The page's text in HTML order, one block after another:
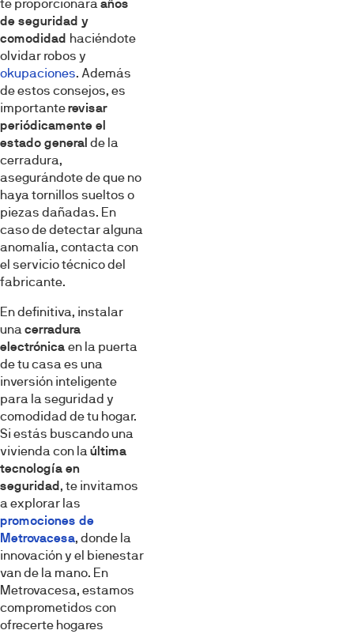
te proporcionaráaños
de seguridad y
comodidad haciéndote
olvidar robos y
okupaciones. Además
de estos consejos, es
importanterevisar
periódicamente el
estado general de la
cerradura,
asegurándote de que no
haya tornillos sueltos o
piezas dañadas. En
caso de detectar alguna
anomalía, contacta con
el servicio técnico del
fabricante.
En definitiva, instalar
unacerradura
electrónica en la puerta
de tu casa es una
inversión inteligente
para la seguridad y
comodidad de tu hogar.
Si estás buscando una
vivienda con laúltima
tecnología en
seguridad, te invitamos
a explorar las
promociones de
Metrovacesa, donde la
innovación y el bienestar
van de la mano. En
Metrovacesa, estamos
comprometidos con
ofrecerte hogares